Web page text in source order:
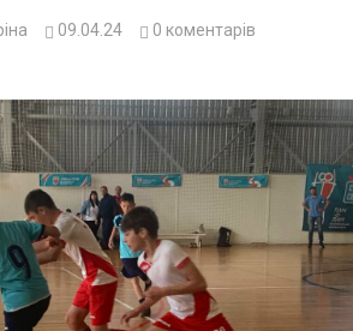
09.04.24 0 коментарів